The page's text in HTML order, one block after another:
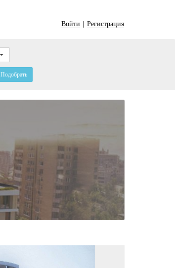
Войти | Регистрация
Подобрать